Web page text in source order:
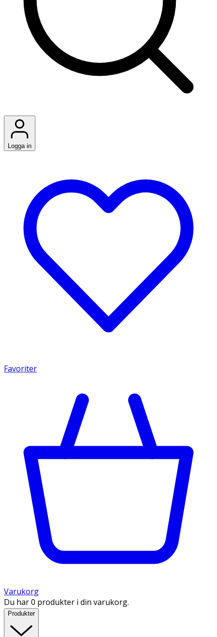
Logga in
Favoriter
Varukorg
Du har 0 produkter i din varukorg.
Produkter